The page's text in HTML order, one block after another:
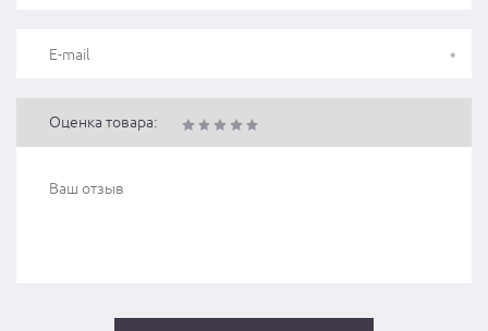
Оценка товара: